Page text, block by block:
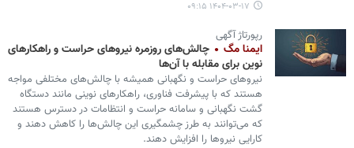
۱۴۰۴-۰۳-۱۷ ۰۹:۱۵
رپورتاژ آگهی
ایمنا مگ
چالش‌های روزمره نیروهای حراست و راهکارهای
نوین برای مقابله با آن‌ها
نیروهای حراست و نگهبانی همیشه با چالش‌های مختلفی مواجه
هستند که با پیشرفت فناوری، راهکارهای نوینی مانند دستگاه
گشت نگهبانی و سامانه حراست و انتظامات در دسترس هستند
که می‌توانند به طرز چشمگیری این چالش‌ها را کاهش دهند و
کارایی نیروها را افزایش دهند.